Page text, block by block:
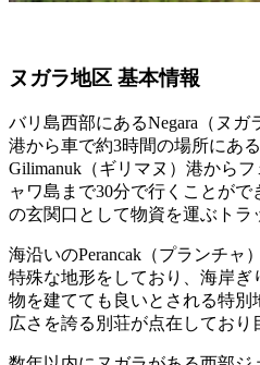
ヌガラ地区 基本情報
バリ島西部にあるNegara（ヌ
港から車で約3時間の場所にあ
Gilimanuk（ギリマヌ）港から
ャワ島まで30分で行くことが
の玄関口として物資を運ぶトラ
海沿いのPerancak（プランチャ
特殊な地形をしており、海岸
物を建てても良いとされる特
広さを誇る別荘が点在しており